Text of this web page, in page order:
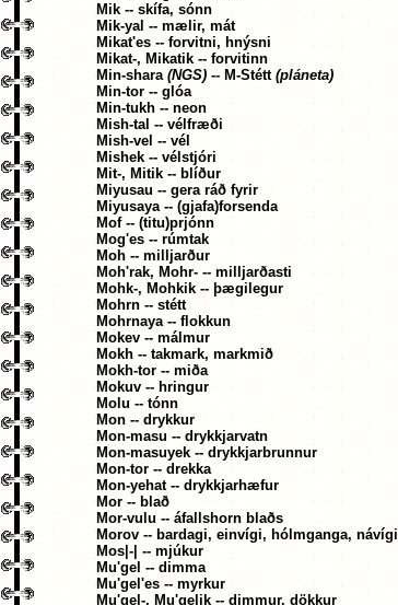
Mik -- skífa, sónn
Mik-yal -- mælir, mát
Mikat'es -- forvitni, hnýsni
Mikat-, Mikatik -- forvitinn
Min-shara (NGS) -- M-Stétt (pláneta)
Min-tor -- glóa
Min-tukh -- neon
Mish-tal -- vélfræði
Mish-vel -- vél
Mishek -- vélstjóri
Mit-, Mitik -- blíður
Miyusau -- gera ráð fyrir
Miyusaya -- (gjafa)forsenda
Mof -- (titu)prjónn
Mog'es -- rúmtak
Moh -- milljarður
Moh'rak, Mohr- -- milljarðasti
Mohk-, Mohkik -- þægilegur
Mohrn -- stétt
Mohrnaya -- flokkun
Mokev -- málmur
Mokh -- takmark, markmið
Mokh-tor -- miða
Mokuv -- hringur
Molu -- tónn
Mon -- drykkur
Mon-masu -- drykkjarvatn
Mon-masuyek -- drykkjarbrunnur
Mon-tor -- drekka
Mon-yehat -- drykkjarhæfur
Mor -- blað
Mor-vulu -- áfallshorn blaðs
Morov -- bardagi, einvígi, hólmganga, návígi
Mos|-| -- mjúkur
Mu'gel -- dimma
Mu'gel'es -- myrkur
Mu'gel-, Mu'gelik -- dimmur, dökkur